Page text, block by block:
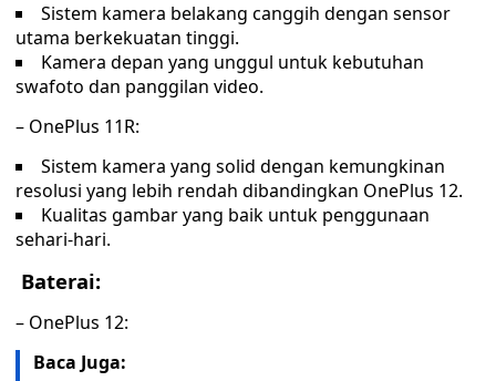
Sistem kamera belakang canggih dengan sensor
utama berkekuatan tinggi.
Kamera depan yang unggul untuk kebutuhan
swafoto dan panggilan video.
– OnePlus 11R:
Sistem kamera yang solid dengan kemungkinan
resolusi yang lebih rendah dibandingkan OnePlus 12.
Kualitas gambar yang baik untuk penggunaan
sehari-hari.
Baterai:
– OnePlus 12:
Baca Juga: